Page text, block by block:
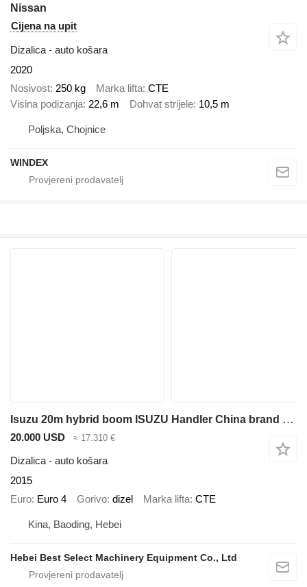
Nissan
Cijena na upit
Dizalica - auto košara
2020
Nosivost 250 kg Marka lifta CTE
Visina podizanja 22,6 m Dohvat strijele 10,5 m
Poljska, Chojnice
WINDEX
Isuzu 20m hybrid boom ISUZU Handler China brand upper aerial platform
20.000 USD ≈ 17.310 €
Dizalica - auto košara
2015
Euro Euro 4 Gorivo dizel Marka lifta CTE
Kina, Baoding, Hebei
Hebei Best Select Machinery Equipment Co., Ltd